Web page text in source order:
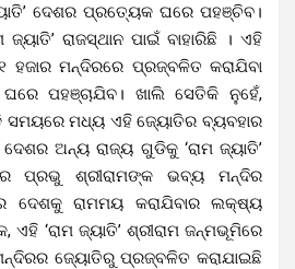
ଦେଶର ପ୍ରତ୍ୟେକ ଘରେ ପହଞ୍ଚିବ।
ରାଜସ୍ଥାନ ପାଇଁ ବାହାରିଛି । ଏହି
ହଜାର ମନ୍ଦିରରେ ପ୍ରଜ୍ବଳିତ କରାଯିବା
ପହଞ୍ଚାଯିବ। ଖାଲି ସେତିକି ନୁହେଁ,
ସମୟରେ ମଧ୍ୟ ଏହି ଜ୍ୟୋତିର ବ୍ୟବହାର
ଅନ୍ୟ ରାଜ୍ୟ ଗୁଡିକୁ ‘ରାମ ଜ୍ୟାତି’
ପ୍ରଭୁ ଶ୍ରୀରାମଙ୍କ ଭବ୍ୟ ମନ୍ଦିର
ଦେଶକୁ ରାମମୟ କରାଯିବାର ଲକ୍ଷ୍ୟ
ଏହି ‘ରାମ ଜ୍ୟାତି’ ଶ୍ରୀରାମ ଜନ୍ମଭୂମିରେ
ମନ୍ଦିରର ଜ୍ୟୋତିରୁ ପ୍ରଜ୍ବଳିତ କରାଯାଇଛି